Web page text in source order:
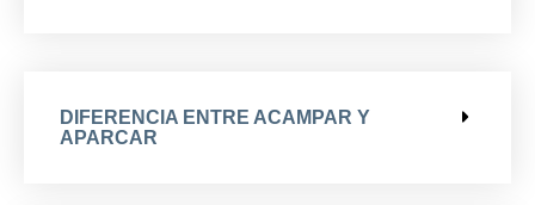
DIFERENCIA ENTRE ACAMPAR Y
APARCAR